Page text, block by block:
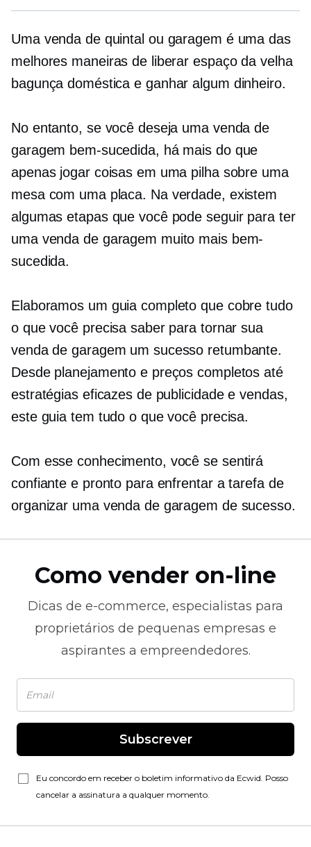
Uma venda de quintal ou garagem é uma das
melhores maneiras de liberar espaço da velha
bagunça doméstica e ganhar algum dinheiro.
No entanto, se você deseja uma venda de
garagem bem-sucedida, há mais do que
apenas jogar coisas em uma pilha sobre uma
mesa com uma placa. Na verdade, existem
algumas etapas que você pode seguir para ter
uma venda de garagem muito mais bem-
sucedida.
Elaboramos um guia completo que cobre tudo
o que você precisa saber para tornar sua
venda de garagem um sucesso retumbante.
Desde planejamento e preços completos até
estratégias eficazes de publicidade e vendas,
este guia tem tudo o que você precisa.
Com esse conhecimento, você se sentirá
confiante e pronto para enfrentar a tarefa de
organizar uma venda de garagem de sucesso.
Como vender on-line
Dicas de e-commerce, especialistas para
proprietários de pequenas empresas e
aspirantes a empreendedores.
Subscrever
Eu concordo em receber o boletim informativo da Ecwid. Posso
cancelar a assinatura a qualquer momento.